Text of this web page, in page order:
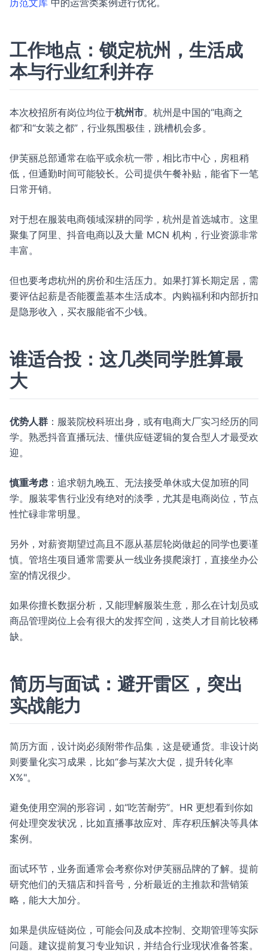
历范文库 中的运营类案例进行优化。
工作地点：锁定杭州，生活成
本与行业红利并存
本次校招所有岗位均位于杭州市。杭州是中国的“电商之
都”和“女装之都”，行业氛围极佳，跳槽机会多。
伊芙丽总部通常在临平或余杭一带，相比市中心，房租稍
低，但通勤时间可能较长。公司提供午餐补贴，能省下一笔
日常开销。
对于想在服装电商领域深耕的同学，杭州是首选城市。这里
聚集了阿里、抖音电商以及大量 MCN 机构，行业资源非常
丰富。
但也要考虑杭州的房价和生活压力。如果打算长期定居，需
要评估起薪是否能覆盖基本生活成本。内购福利和内部折扣
是隐形收入，买衣服能省不少钱。
谁适合投：这几类同学胜算最
大
优势人群 ：服装院校科班出身，或有电商大厂实习经历的同
学。熟悉抖音直播玩法、懂供应链逻辑的复合型人才最受欢
迎。
慎重考虑：追求朝九晚五、无法接受单休或大促加班的同
学。服装零售行业没有绝对的淡季，尤其是电商岗位，节点
性忙碌非常明显。
另外，对薪资期望过高且不愿从基层轮岗做起的同学也要谨
慎。管培生项目通常需要从一线业务摸爬滚打，直接坐办公
室的情况很少。
如果你擅长数据分析，又能理解服装生意，那么在计划员或
商品管理岗位上会有很大的发挥空间，这类人才目前比较稀
缺。
简历与面试：避开雷区，突出
实战能力
简历方面，设计岗必须附带作品集，这是硬通货。非设计岗
则要量化实习成果，比如“参与某次大促，提升转化率
X%"。
避免使用空洞的形容词，如“吃苦耐劳”。HR 更想看到你如
何处理突发状况，比如直播事故应对、库存积压解决等具体
案例。
面试环节，业务面通常会考察你对伊芙丽品牌的了解。提前
研究他们的天猫店和抖音号，分析最近的主推款和营销策
略，能大大加分。
如果是供应链岗位，可能会问及成本控制、交期管理等实际
问题。建议提前复习专业知识，并结合行业现状准备答案。